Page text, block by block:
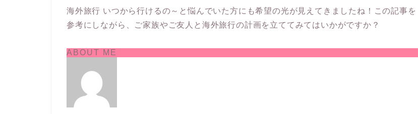
海外旅行 いつから行けるの～と悩んでいた方にも希望の光が見えてきましたね！この記事を
参考にしながら、ご家族やご友人と海外旅行の計画を立ててみてはいかがですか？
ABOUT ME